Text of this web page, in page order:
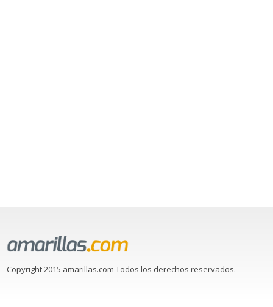
Copyright 2015 amarillas.com Todos los derechos reservados.